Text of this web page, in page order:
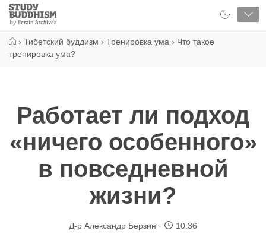
Close
Study
Buddhism
› Тибетский буддизм › Тренировка ума › Что такое
тренировка ума?
Работает ли подход
«ничего особенного»
в повседневной
жизни?
Д-р Александр Берзин 10:36